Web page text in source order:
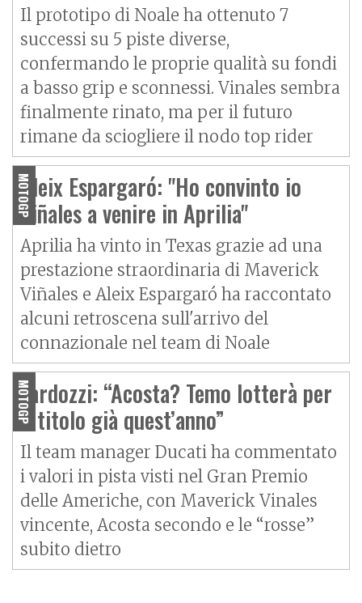
Il prototipo di Noale ha ottenuto 7
successi su 5 piste diverse,
confermando le proprie qualità su fondi
a basso grip e sconnessi. Vinales sembra
finalmente rinato, ma per il futuro
rimane da sciogliere il nodo top rider
MOTOGP
Aleix Espargaró: "Ho convinto io
Viñales a venire in Aprilia"
Aprilia ha vinto in Texas grazie ad una
prestazione straordinaria di Maverick
Viñales e Aleix Espargaró ha raccontato
alcuni retroscena sull'arrivo del
connazionale nel team di Noale
MOTOGP
Tardozzi: “Acosta? Temo lotterà per
il titolo già quest’anno”
Il team manager Ducati ha commentato
i valori in pista visti nel Gran Premio
delle Americhe, con Maverick Vinales
vincente, Acosta secondo e le “rosse”
subito dietro